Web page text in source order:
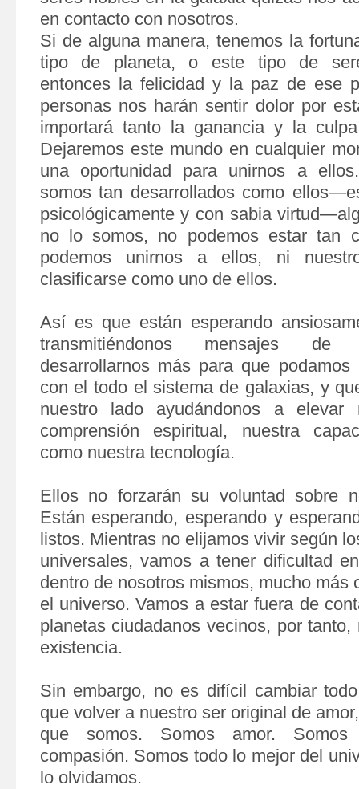
en contacto con nosotros.
Si de alguna manera, tenemos la
tipo de planeta, o este tipo de
entonces la felicidad y la paz de ese
personas nos harán sentir dolor por
importará tanto la ganancia y la
Dejaremos este mundo en cualquier
una oportunidad para unirnos a
somos tan desarrollados como
psicológicamente y con sabia
no lo somos, no podemos estar tan
podemos unirnos a ellos, ni
clasificarse como uno de ellos.
Así es que están esperando
transmitiéndonos mensajes de
desarrollarnos más para que
con el todo el sistema de galaxias, y
nuestro lado ayudándonos a elevar
comprensión espiritual, nuestra
como nuestra tecnología.
Ellos no forzarán su voluntad sobre
Están esperando, esperando y
listos. Mientras no elijamos vivir según
universales, vamos a tener dificultad
dentro de nosotros mismos, mucho más
el universo. Vamos a estar fuera de
planetas ciudadanos vecinos, por
existencia.
Sin embargo, no es difícil cambiar
que volver a nuestro ser original de
que somos. Somos amor. Somos
compasión. Somos todo lo mejor del
lo olvidamos.